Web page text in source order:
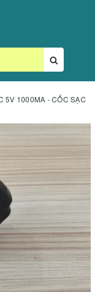
5V 1000MA - CỐC SẠC